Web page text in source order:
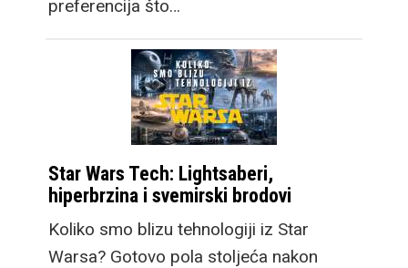
preferencija što…
Star Wars Tech: Lightsaberi,
hiperbrzina i svemirski brodovi
Koliko smo blizu tehnologiji iz Star
Warsa? Gotovo pola stoljeća nakon